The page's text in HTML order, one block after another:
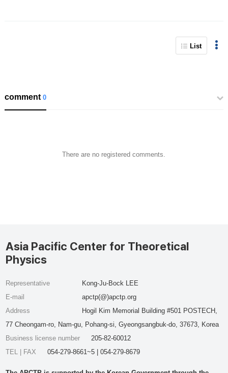
List
comment0
There are no registered comments.
Asia Pacific Center for Theoretical
Physics
Representative
Kong-Ju-Bock LEE
E-mail
apctp(@)apctp.org
Address
Hogil Kim Memorial Building #501 POSTECH,
77 Cheongam-ro, Nam-gu, Pohang-si, Gyeongsangbuk-do, 37673, Korea
Business license number
205-82-60012
TEL | FAX
054-279-8661~5 | 054-279-8679